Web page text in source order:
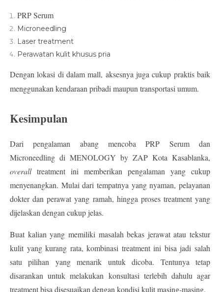
PRP Serum
Microneedling
Laser treatment
Perawatan kulit khusus pria
Dengan lokasi di dalam mall, aksesnya juga cukup praktis baik
menggunakan kendaraan pribadi maupun transportasi umum.
Kesimpulan
Dari pengalaman abang mencoba PRP Serum dan
Microneedling di MENOLOGY by ZAP Kota Kasablanka
overall treatment ini memberikan pengalaman yang cukup
menyenangkan. Mulai dari tempatnya yang nyaman, pelayanan
dokter dan perawat yang ramah, hingga proses treatment yang
dijelaskan dengan cukup jelas.
Buat kalian yang memiliki masalah bekas jerawat atau tekstur
kulit yang kurang rata, kombinasi treatment ini bisa jadi salah
satu pilihan yang menarik untuk dicoba. Tentunya tetap
disarankan untuk melakukan konsultasi terlebih dahulu agar
treatment bisa disesuaikan dengan kondisi kulit masing-masing.